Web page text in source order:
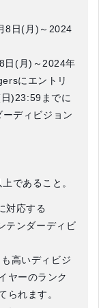
8日(月)～2024
日(月)～2024年
にエントリ
)23:59までに
ディビジョン
であること。
対応する
テンダーディビ
高いディビジ
ヤーのランク
られます。